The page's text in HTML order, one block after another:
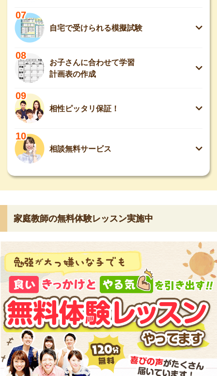
07
自宅で受けられる模擬試験
08
お子さんに合わせて学習
計画表の作成
09
相性ピッタリ保証！
10
相談無料サービス
家庭教師の無料体験レッスン実施中